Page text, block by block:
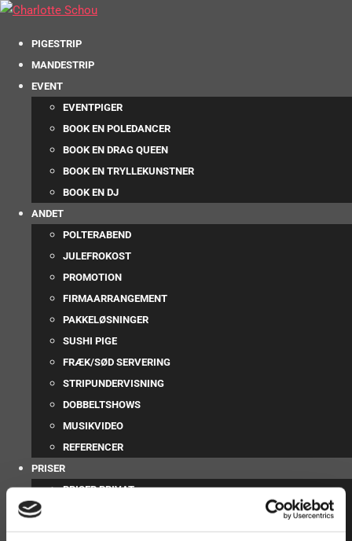
PIGESTRIP
MANDESTRIP
EVENT
EVENTPIGER
BOOK EN POLEDANCER
BOOK EN DRAG QUEEN
BOOK EN TRYLLEKUNSTNER
BOOK EN DJ
ANDET
POLTERABEND
JULEFROKOST
PROMOTION
FIRMAARRANGEMENT
PAKKELØSNINGER
SUSHI PIGE
FRÆK/SØD SERVERING
STRIPUNDERVISNING
DOBBELTSHOWS
MUSIKVIDEO
REFERENCER
PRISER
PRISER PRIVAT
KØRSELSTILLÆG